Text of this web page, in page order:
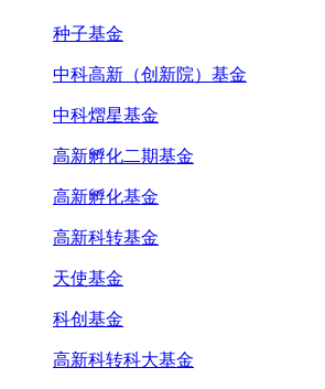
种子基金
中科高新（创新院）基金
中科熠星基金
高新孵化二期基金
高新孵化基金
高新科转基金
天使基金
科创基金
高新科转科大基金